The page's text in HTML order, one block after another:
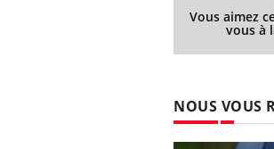
Vous aimez
vous à
NOUS VOUS